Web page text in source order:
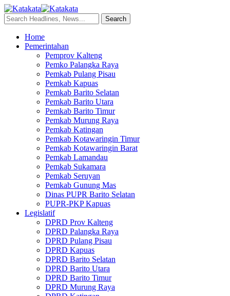
Home
Pemerintahan
Pemprov Kalteng
Pemko Palangka Raya
Pemkab Pulang Pisau
Pemkab Kapuas
Pemkab Barito Selatan
Pemkab Barito Utara
Pemkab Barito Timur
Pemkab Murung Raya
Pemkab Katingan
Pemkab Kotawaringin Timur
Pemkab Kotawaringin Barat
Pemkab Lamandau
Pemkab Sukamara
Pemkab Seruyan
Pemkab Gunung Mas
Dinas PUPR Barito Selatan
PUPR-PKP Kapuas
Legislatif
DPRD Prov Kalteng
DPRD Palangka Raya
DPRD Pulang Pisau
DPRD Kapuas
DPRD Barito Selatan
DPRD Barito Utara
DPRD Barito Timur
DPRD Murung Raya